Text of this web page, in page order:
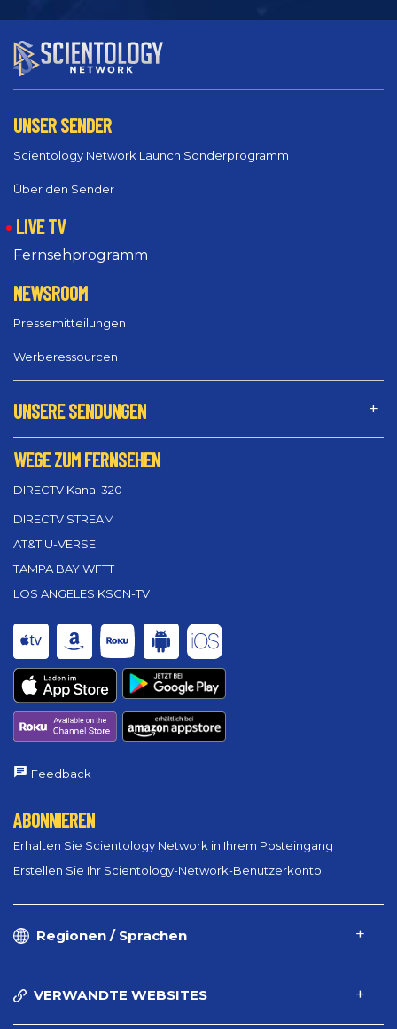
UNSER SENDER
Scientology Network Launch Sonderprogramm
Über den Sender
LIVE TV
Fernsehprogramm
NEWSROOM
Pressemitteilungen
Werberessourcen
UNSERE SENDUNGEN
WEGE ZUM FERNSEHEN
DIRECTV Kanal 320
DIRECTV STREAM
AT&T U-VERSE
TAMPA BAY WFTT
LOS ANGELES KSCN-TV
Feedback
ABONNIEREN
Erhalten Sie Scientology Network in Ihrem Posteingang
Erstellen Sie Ihr Scientology-Network-Benutzerkonto
Regionen / Sprachen
VERWANDTE WEBSITES